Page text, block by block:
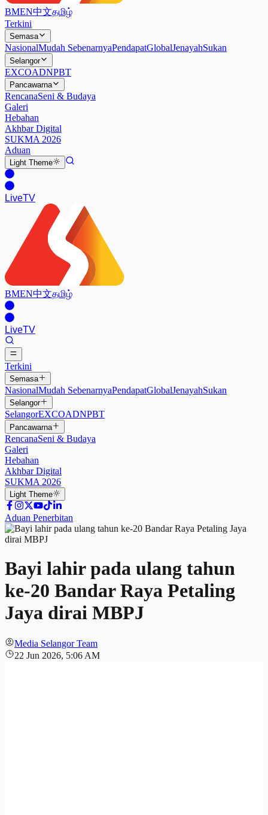
BMEN中文தமிழ்
Terkini
Semasa
NasionalMudah SebenarnyaPendapatGlobalJenayahSukan
Selangor
EXCOADNPBT
Pancawarna
RencanaSeni & Budaya
Galeri
Hebahan
Akhbar Digital
SUKMA 2026
Aduan
Light Theme
LiveTV
BMEN中文தமிழ்
LiveTV
Terkini
Semasa
NasionalMudah SebenarnyaPendapatGlobalJenayahSukan
Selangor
SelangorEXCOADNPBT
Pancawarna
RencanaSeni & Budaya
Galeri
Hebahan
Akhbar Digital
SUKMA 2026
Light Theme
Aduan Penerbitan
Bayi lahir pada ulang tahun
ke-20 Bandar Raya Petaling
Jaya dirai MBPJ
Media Selangor Team
22 Jun 2026, 5:06 AM